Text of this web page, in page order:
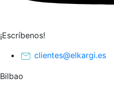
¡Escríbenos!
clientes@elkargi.es
Bilbao